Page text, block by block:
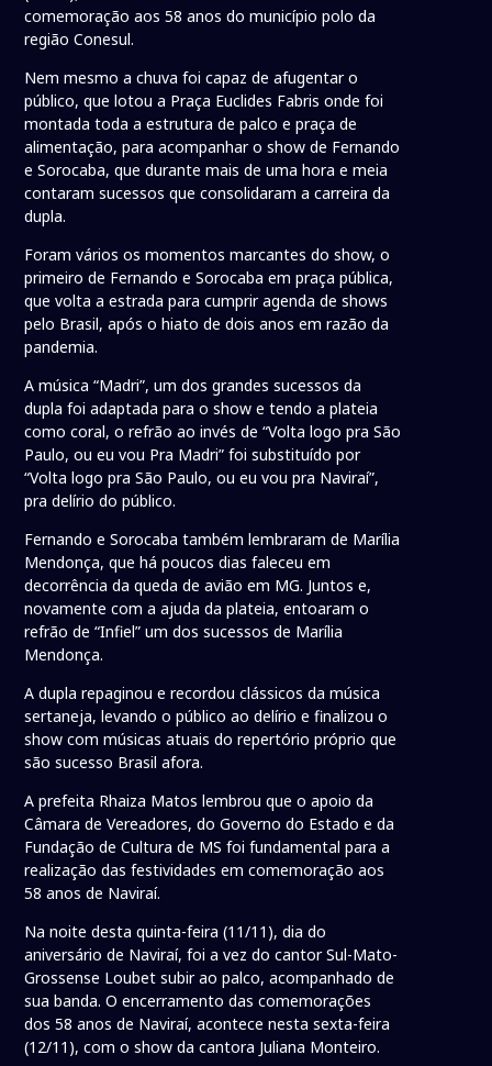
comemoração aos 58 anos do município polo da
região Conesul.
Nem mesmo a chuva foi capaz de afugentar o
público, que lotou a Praça Euclides Fabris onde foi
montada toda a estrutura de palco e praça de
alimentação, para acompanhar o show de Fernando
e Sorocaba, que durante mais de uma hora e meia
contaram sucessos que consolidaram a carreira da
dupla.
Foram vários os momentos marcantes do show, o
primeiro de Fernando e Sorocaba em praça pública,
que volta a estrada para cumprir agenda de shows
pelo Brasil, após o hiato de dois anos em razão da
pandemia.
A música “Madri”, um dos grandes sucessos da
dupla foi adaptada para o show e tendo a plateia
como coral, o refrão ao invés de “Volta logo pra São
Paulo, ou eu vou Pra Madri” foi substituído por
“Volta logo pra São Paulo, ou eu vou pra Naviraí”,
pra delírio do público.
Fernando e Sorocaba também lembraram de Marília
Mendonça, que há poucos dias faleceu em
decorrência da queda de avião em MG. Juntos e,
novamente com a ajuda da plateia, entoaram o
refrão de “Infiel” um dos sucessos de Marília
Mendonça.
A dupla repaginou e recordou clássicos da música
sertaneja, levando o público ao delírio e finalizou o
show com músicas atuais do repertório próprio que
são sucesso Brasil afora.
A prefeita Rhaiza Matos lembrou que o apoio da
Câmara de Vereadores, do Governo do Estado e da
Fundação de Cultura de MS foi fundamental para a
realização das festividades em comemoração aos
58 anos de Naviraí.
Na noite desta quinta-feira (11/11), dia do
aniversário de Naviraí, foi a vez do cantor Sul-Mato-
Grossense Loubet subir ao palco, acompanhado de
sua banda. O encerramento das comemorações
dos 58 anos de Naviraí, acontece nesta sexta-feira
(12/11), com o show da cantora Juliana Monteiro.